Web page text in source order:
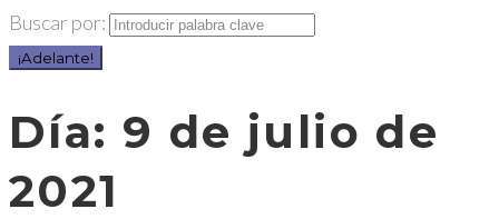
Buscar por:
¡Adelante!
Día: 9 de julio de
2021